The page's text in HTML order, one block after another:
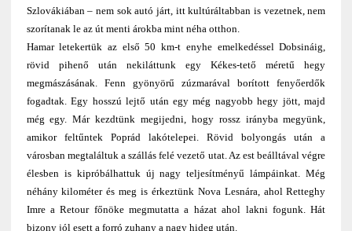
Szlovákiában – nem sok autó járt, itt kultúráltabban is vezetnek, nem
szorítanak le az út menti árokba mint néha otthon.
Hamar letekertük az első 50 km-t enyhe emelkedéssel Dobsináig,
rövid pihenő után nekiláttunk egy Kékes-tető méretű hegy
megmászásának. Fenn gyönyörű zúzmarával borított fenyőerdők
fogadtak. Egy hosszú lejtő után egy még nagyobb hegy jött, majd
még egy. Már kezdtünk megijedni, hogy rossz irányba megyünk,
amikor feltűntek Poprád lakótelepei. Rövid bolyongás után a
városban megtaláltuk a szállás felé vezető utat. Az est beálltával végre
élesben is kipróbálhattuk új nagy teljesítményű lámpáinkat. Még
néhány kilométer és meg is érkeztünk Nova Lesnára, ahol Retteghy
Imre a Retour főnöke megmutatta a házat ahol lakni fogunk. Hát
bizony jól esett a forró zuhany a nagy hideg után.